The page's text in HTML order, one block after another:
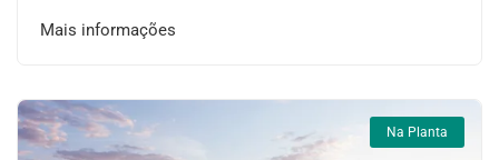
Mais informações
Na Planta